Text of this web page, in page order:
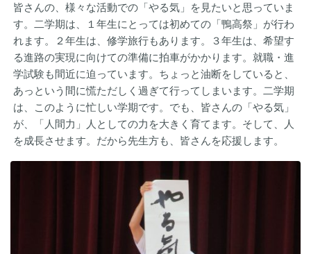
皆さんの、様々な活動での「やる気」を見たいと思っていま
す。二学期は、１年生にとっては初めての「鴨高祭」が行わ
れます。２年生は、修学旅行もあります。３年生は、希望す
る進路の実現に向けての準備に拍車がかかります。就職・進
学試験も間近に迫っています。ちょっと油断をしていると、
あっという間に慌ただしく過ぎて行ってしまいます。二学期
は、このように忙しい学期です。でも、皆さんの「やる気」
が、「人間力」人としての力を大きく育てます。そして、人
を成長させます。だから先生方も、皆さんを応援します。